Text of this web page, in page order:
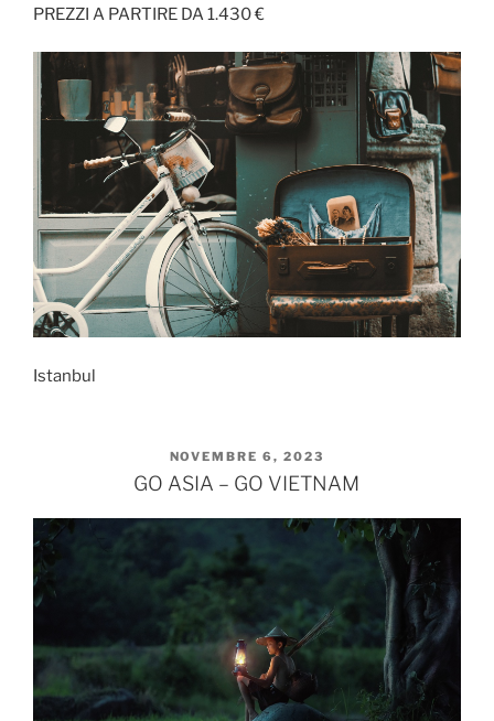
PREZZI A PARTIRE DA 1.430 €
Istanbul
PUBBLICATO
IL
NOVEMBRE 6, 2023
GO ASIA – GO VIETNAM